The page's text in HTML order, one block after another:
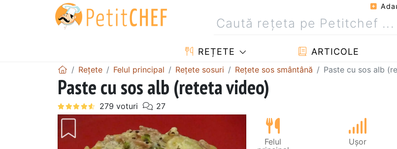
REȚETE ARTICOLE
Rețete Felul principal Rețete sosuri Rețete sos smântână Paste cu sos alb
Paste cu sos alb (reteta video)
Felul
Ușor